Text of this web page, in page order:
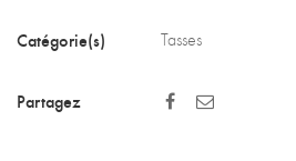
Catégorie(s) Tasses
Partagez